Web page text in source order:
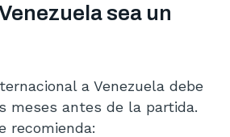
sea un
a Venezuela debe
meses antes de la partida.
recomienda: